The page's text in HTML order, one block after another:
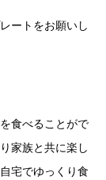
ートをお願いし
食べることがで
家族と共に楽し
宅でゆっくり食